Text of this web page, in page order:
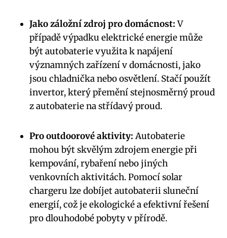
Jako záložní zdroj pro domácnost:V
případě‍ výpadku elektrické energie může
být autobaterie ​využita k napájení
významných zařízení v domácnosti, jako
jsou⁣ chladnička nebo osvětlení. Stačí použít
invertor, který přemění stejnosměrný proud‍
z autobaterie ‍na střídavý proud.
Pro outdoorové aktivity: Autobaterie
mohou být skvělým zdrojem energie při
kempování, rybaření nebo jiných
venkovních aktivitách. Pomocí solar
chargeru lze dobíjet autobaterii​ sluneční
energií, což je ekologické a efektivní řešení
pro dlouhodobé pobyty v přírodě.